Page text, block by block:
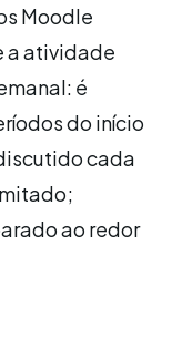
Moodle
a atividade
é
do início
cada
ao redor